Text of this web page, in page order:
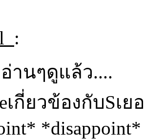
:
านๆดูแล้ว....
กี่ยวข้องกับSเยอ
*disappoint*